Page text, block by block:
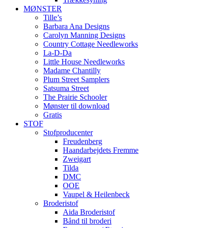
MØNSTER
Tille’s
Barbara Ana Designs
Carolyn Manning Designs
Country Cottage Needleworks
La-D-Da
Little House Needleworks
Madame Chantilly
Plum Street Samplers
Satsuma Street
The Prairie Schooler
Mønster til download
Gratis
STOF
Stofproducenter
Freudenberg
Haandarbejdets Fremme
Zweigart
Tilda
DMC
OOE
Vaupel & Heilenbeck
Broderistof
Aida Broderistof
Bånd til broderi